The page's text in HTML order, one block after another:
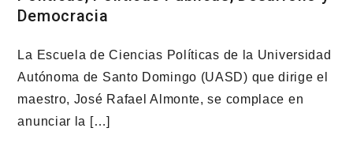
Democracia
La Escuela de Ciencias Políticas de la Universidad
Autónoma de Santo Domingo (UASD) que dirige el
maestro, José Rafael Almonte, se complace en
anunciar la […]